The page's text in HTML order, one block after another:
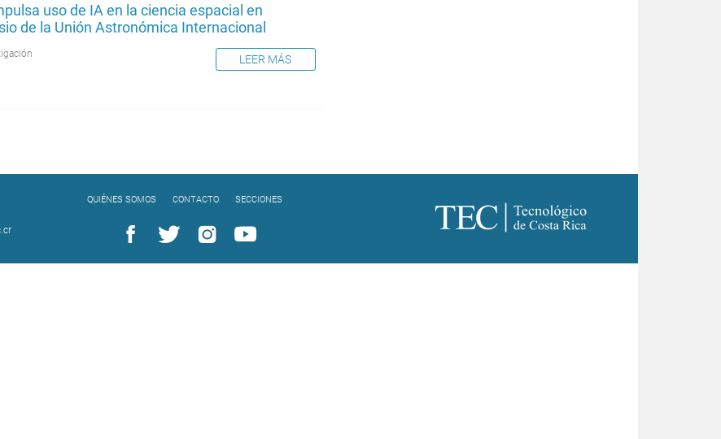
uso de IA en la ciencia espacial en
de la Unión Astronómica Internacional
LEER MÁS
QUIÉNES SOMOS CONTACTO SECCIONES